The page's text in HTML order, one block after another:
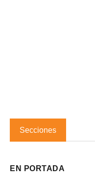
Secciones
EN PORTADA